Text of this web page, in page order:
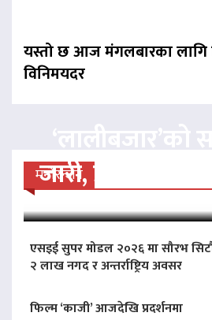
यस्तो छ आज मंगलबारका लागि
विनिमयदर
मनोरन्जन
जारी, प्रदर्शनको
एसइई सुपर मोडल २०२६ मा सौरभ
२ लाख नगद र अन्तर्राष्ट्रिय अवसर
फिल्म ‘काजी’ आजदेखि प्रदर्शनमा